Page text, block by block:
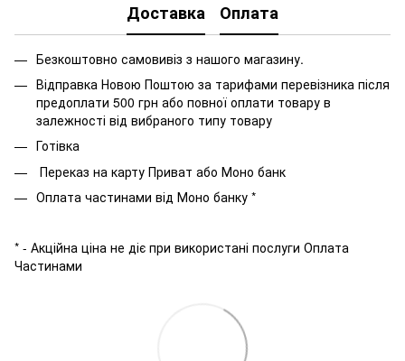
Доставка Оплата
Безкоштовно самовивіз з нашого магазину.
Відправка Новою Поштою за тарифами перевізника після
предоплати 500 грн або повної оплати товару в
залежності від вибраного типу товару
Готівка
Переказ на карту Приват або Моно банк
Оплата частинами від Моно банку *
* - Акційна ціна не діє при використані послуги Оплата
Частинами